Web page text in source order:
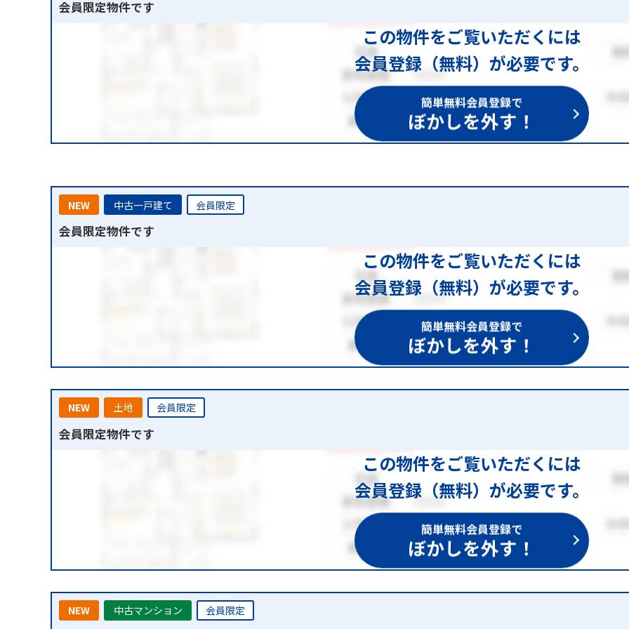
会員限定物件です
この物件をご覧いただくには
会員登録（無料）が必要です。
簡単無料会員登録で
ぼかしを外す！
NEW 中古一戸建て 会員限定
会員限定物件です
この物件をご覧いただくには
会員登録（無料）が必要です。
簡単無料会員登録で
ぼかしを外す！
NEW 土地 会員限定
会員限定物件です
この物件をご覧いただくには
会員登録（無料）が必要です。
簡単無料会員登録で
ぼかしを外す！
NEW 中古マンション 会員限定